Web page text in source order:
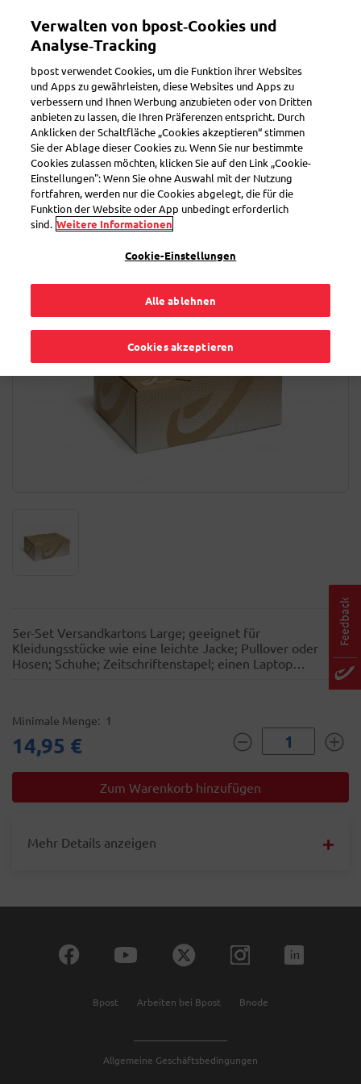
Mein Konto
Suchen
5er-Set Versandkartons Large
385 x 290 x 135 mm
Artikelnummer SEL0000031885
5er-Set Versandkartons Large; geeignet für
Kleidungsstücke wie eine leichte Jacke; Pullover oder
Hosen; Schuhe; Zeitschriftenstapel; einen Laptop…
Minimale Menge 1
14,95 €
Mehr Details anzeigen
Allgemeine Geschäftsbedingungen
Bpost Arbeiten bei Bpost Bnode
Verwalten von bpost‑Cookies und
Analyse‑Tracking
bpost verwendet Cookies, um die Funktion ihrer Websites
und Apps zu gewährleisten, diese Websites und Apps zu
verbessern und Ihnen Werbung anzubieten oder von Dritten
anbieten zu lassen, die Ihren Präferenzen entspricht. Durch
Anklicken der Schaltfläche „Cookies akzeptieren“ stimmen
Sie der Ablage dieser Cookies zu. Wenn Sie nur bestimmte
Cookies zulassen möchten, klicken Sie auf den Link „Cookie-
Einstellungen": Wenn Sie ohne Auswahl mit der Nutzung
fortfahren, werden nur die Cookies abgelegt, die für die
Funktion der Website oder App unbedingt erforderlich
sind. Weitere Informationen
Cookie-Einstellungen
Alle ablehnen
Cookies akzeptieren